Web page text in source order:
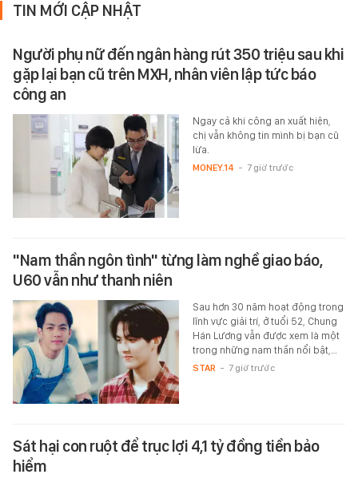
TIN MỚI CẬP NHẬT
Người phụ nữ đến ngân hàng rút 350 triệu sau khi
gặp lại bạn cũ trên MXH, nhân viên lập tức báo
công an
Ngay cả khi công an xuất hiện,
chị vẫn không tin mình bị bạn cũ
lừa.
MONEY.14 - 7 giờ trước
"Nam thần ngôn tình" từng làm nghề giao báo,
U60 vẫn như thanh niên
Sau hơn 30 năm hoạt động trong
lĩnh vực giải trí, ở tuổi 52, Chung
Hán Lương vẫn được xem là một
trong những nam thần nổi bật,…
STAR - 7 giờ trước
Sát hại con ruột để trục lợi 4,1 tỷ đồng tiền bảo
hiểm